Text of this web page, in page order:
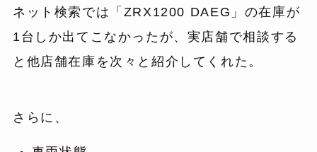
ネット検索では「ZRX1200 DAEG」の在庫が
1台しか出てこなかったが、実店舗で相談する
と他店舗在庫を次々と紹介してくれた。
さらに、